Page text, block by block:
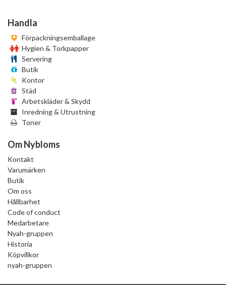
Handla
Förpackningsemballage
Hygien & Torkpapper
Servering
Butik
Kontor
Städ
Arbetskläder & Skydd
Inredning & Utrustning
Toner
Om Nybloms
Kontakt
Varumärken
Butik
Om oss
Hållbarhet
Code of conduct
Medarbetare
Nyah-gruppen
Historia
Köpvillkor
nyah-gruppen